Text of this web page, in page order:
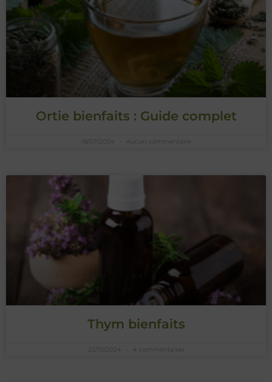
Ortie bienfaits : Guide complet
18/07/2024 Aucun commentaire
Thym bienfaits
22/10/2024 4 commentaires